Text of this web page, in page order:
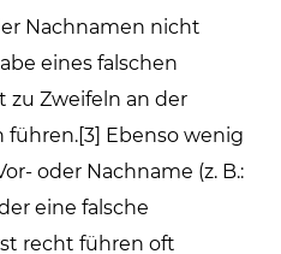
Nachnamen nicht
eines falschen
zu Zweifeln an der
Ebenso wenig
oder Nachname (z. B.:
eine falsche
recht führen oft